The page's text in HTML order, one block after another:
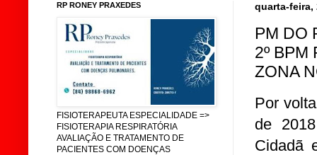
quarta-feira,
PM DO
2º BPM
ZONA
Por
de
Cidadã
RP RONEY PRAXEDES
FISIOTERAPEUTA ESPECIALIDADE =>
FISIOTERAPIA RESPIRATÓRIA
AVALIAÇÃO E TRATAMENTO DE
PACIENTES COM DOENÇAS